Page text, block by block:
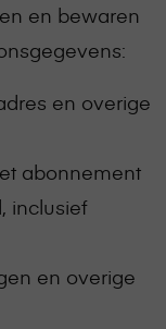
en bewaren
en overige
abonnement
inclusief
en overige